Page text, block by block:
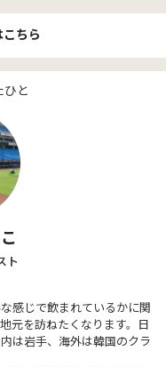
ちら
ひと
ト
感じで飲まれているかに関
元を訪ねたくなります。日
は岩手、海外は韓国のクラ